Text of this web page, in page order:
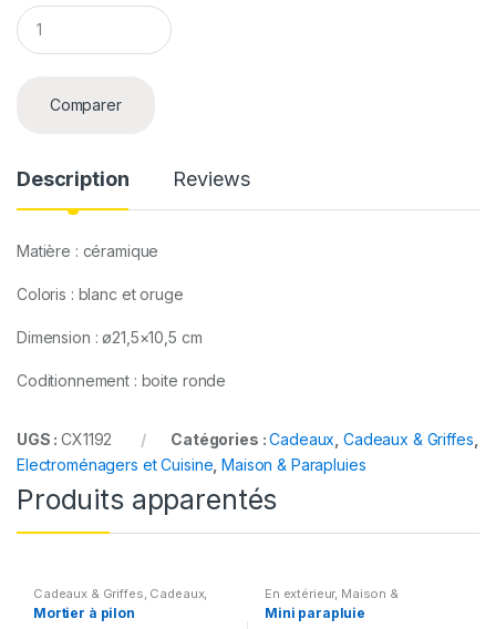
Q
u
a
Comparer
Description Reviews
Matière : céramique
Coloris : blanc et oruge
Dimension :ø21,5×10,5 cm
Coditionnement : boite ronde
UGS :CX1192 Catégories :Cadeaux ,Cadeaux & Griffes
Electroménagers et Cuisine ,Maison & Parapluies
Produits apparentés
Cadeaux & Griffes Cadeaux,
Maison & Parapluies
Electroménagers et Cuisine
Mortier à pilon
En extérieur, Maison &
Parapluies ,Parapluies
Mini parapluie